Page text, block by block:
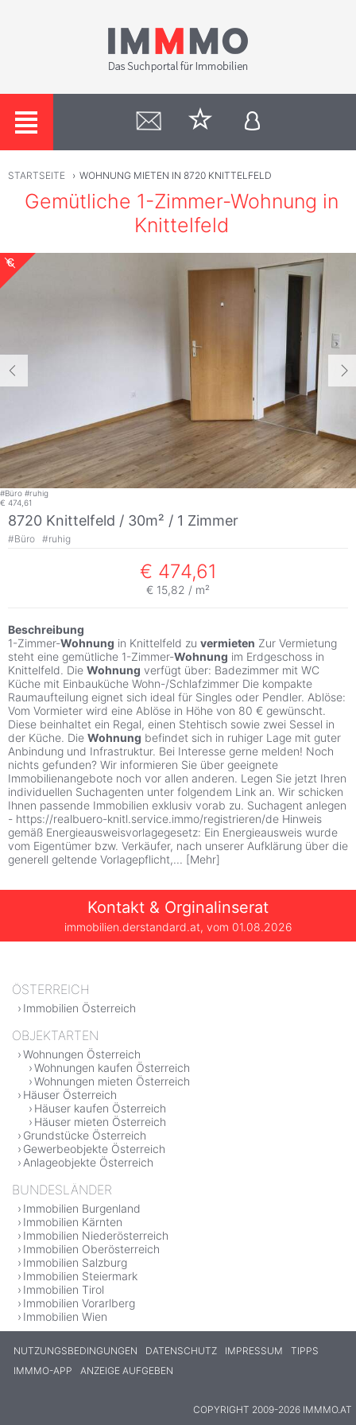
STARTSEITE › WOHNUNG MIETEN IN 8720 KNITTELFELD
Gemütliche 1-Zimmer-Wohnung in
Knittelfeld
#Büro #ruhig
€ 474,61
8720 Knittelfeld / 30m² / 1 Zimmer
#Büro #ruhig
€ 474,61
€ 15,82 / m²
Beschreibung
1-Zimmer-Wohnung in Knittelfeld zu vermieten Zur Vermietung
steht eine gemütliche 1-Zimmer-Wohnung im Erdgeschoss in
Knittelfeld. Die Wohnung verfügt über: Badezimmer mit WC
Küche mit Einbauküche Wohn-/Schlafzimmer Die kompakte
Raumaufteilung eignet sich ideal für Singles oder Pendler. Ablöse:
Vom Vormieter wird eine Ablöse in Höhe von 80 € gewünscht.
Diese beinhaltet ein Regal, einen Stehtisch sowie zwei Sessel in
der Küche. Die Wohnung befindet sich in ruhiger Lage mit guter
Anbindung und Infrastruktur. Bei Interesse gerne melden! Noch
nichts gefunden? Wir informieren Sie über geeignete
Immobilienangebote noch vor allen anderen. Legen Sie jetzt Ihren
individuellen Suchagenten unter folgendem Link an. Wir schicken
Ihnen passende Immobilien exklusiv vorab zu. Suchagent anlegen
- https://realbuero-knitl.service.immo/registrieren/de Hinweis
gemäß Energieausweisvorlagegesetz: Ein Energieausweis wurde
vom Eigentümer bzw. Verkäufer, nach unserer Aufklärung über die
generell geltende Vorlagepflicht,... [Mehr]
Kontakt & Orginalinserat
immobilien.derstandard.at, vom 01.08.2026
ÖSTERREICH
Immobilien Österreich
OBJEKTARTEN
Wohnungen Österreich
Wohnungen kaufen Österreich
Wohnungen mieten Österreich
Häuser Österreich
Häuser kaufen Österreich
Häuser mieten Österreich
Grundstücke Österreich
Gewerbeobjekte Österreich
Anlageobjekte Österreich
BUNDESLÄNDER
Immobilien Burgenland
Immobilien Kärnten
Immobilien Niederösterreich
Immobilien Oberösterreich
Immobilien Salzburg
Immobilien Steiermark
Immobilien Tirol
Immobilien Vorarlberg
Immobilien Wien
NUTZUNGSBEDINGUNGEN DATENSCHUTZ IMPRESSUM
TIPPS
IMMMO-APP
ANZEIGE AUFGEBEN
COPYRIGHT 2009-2026 IMMMO.AT